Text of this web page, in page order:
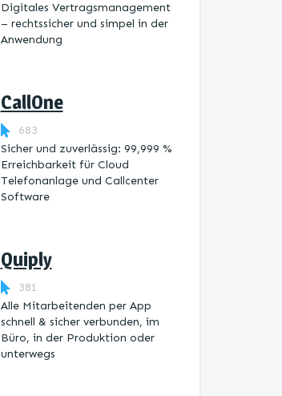
Digitales Vertragsmanagement
– rechtssicher und simpel in der
Anwendung
CallOne
683
Sicher und zuverlässig: 99,999 %
Erreichbarkeit für Cloud
Telefonanlage und Callcenter
Software
Quiply
381
Alle Mitarbeitenden per App
schnell & sicher verbunden, im
Büro, in der Produktion oder
unterwegs